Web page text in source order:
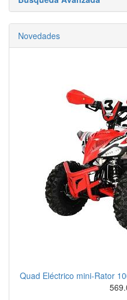
Novedades
Quad Eléctrico mini-Rator